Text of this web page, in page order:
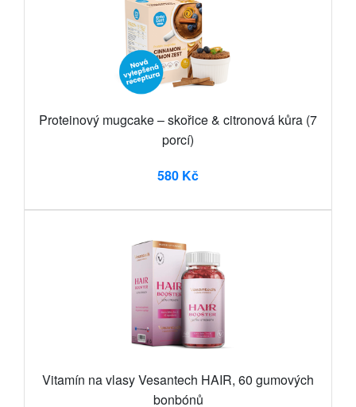
Proteinový mugcake – skořice & citronová kůra (7
porcí)
580 Kč
Vitamín na vlasy Vesantech HAIR, 60 gumových
bonbónů